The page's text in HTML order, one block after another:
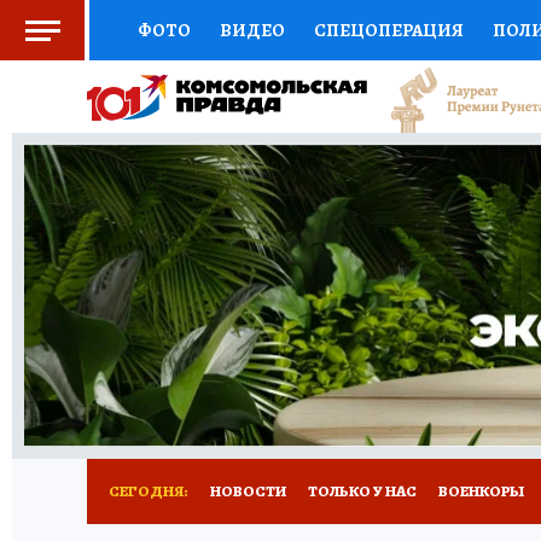
ФОТО ВИДЕО СПЕЦОПЕРАЦИЯ
СОЦПОДДЕРЖКА НАУКА СПОРТ
ВЫБОР ЭКСПЕРТОВ ДОКТОР
КНИЖНАЯ ПОЛКА ПРОГНОЗЫ НА СПОРТ
ПРЕСС-ЦЕНТР НЕДВИЖИМОСТЬ
РАДИО КП РЕКЛАМА ТЕСТЫ НОВОЕ
СЕГОДНЯ: НОВОСТИ ТОЛЬКО У НАС ВОЕНКОРЫ